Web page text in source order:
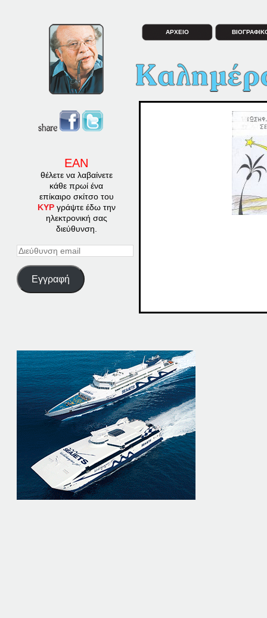
ΕΑΝ
θέλετε να λαβαίνετε
κάθε πρωί ένα
επίκαιρο σκίτσο του
ΚΥΡγράψτε έδω την
ηλεκτρονική σας
διεύθυνση.
Διεύθυνση
Εγγραφή
ΑΡΧΕΙΟ